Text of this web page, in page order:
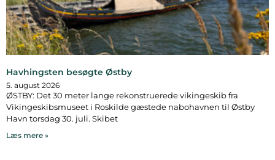
Havhingsten besøgte Østby
5. august 2026
ØSTBY: Det 30 meter lange rekonstruerede vikingeskib fra
Vikingeskibsmuseet i Roskilde gæstede nabohavnen til Østby
Havn torsdag 30. juli. Skibet
Læs mere »